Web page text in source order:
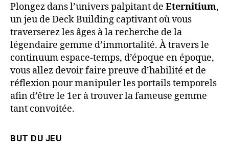
Plongez dans l’univers palpitant de Eternitium,
un jeu de Deck Building captivant où vous
traverserez les âges à la recherche de la
légendaire gemme d’immortalité. À travers le
continuum espace-temps, d’époque en époque,
vous allez devoir faire preuve d’habilité et de
réflexion pour manipuler les portails temporels
afin d’être le 1er à trouver la fameuse gemme
tant convoitée.
BUT DU JEU